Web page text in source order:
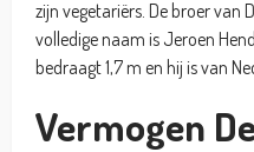
zijn vegetariërs. De broer van
volledige naam is Jeroen
bedraagt 1,7 m en hij is van
Vermogen